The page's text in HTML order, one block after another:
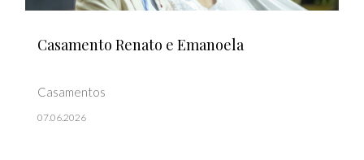
Casamento Renato e Emanoela
Casamentos
07.06.2026